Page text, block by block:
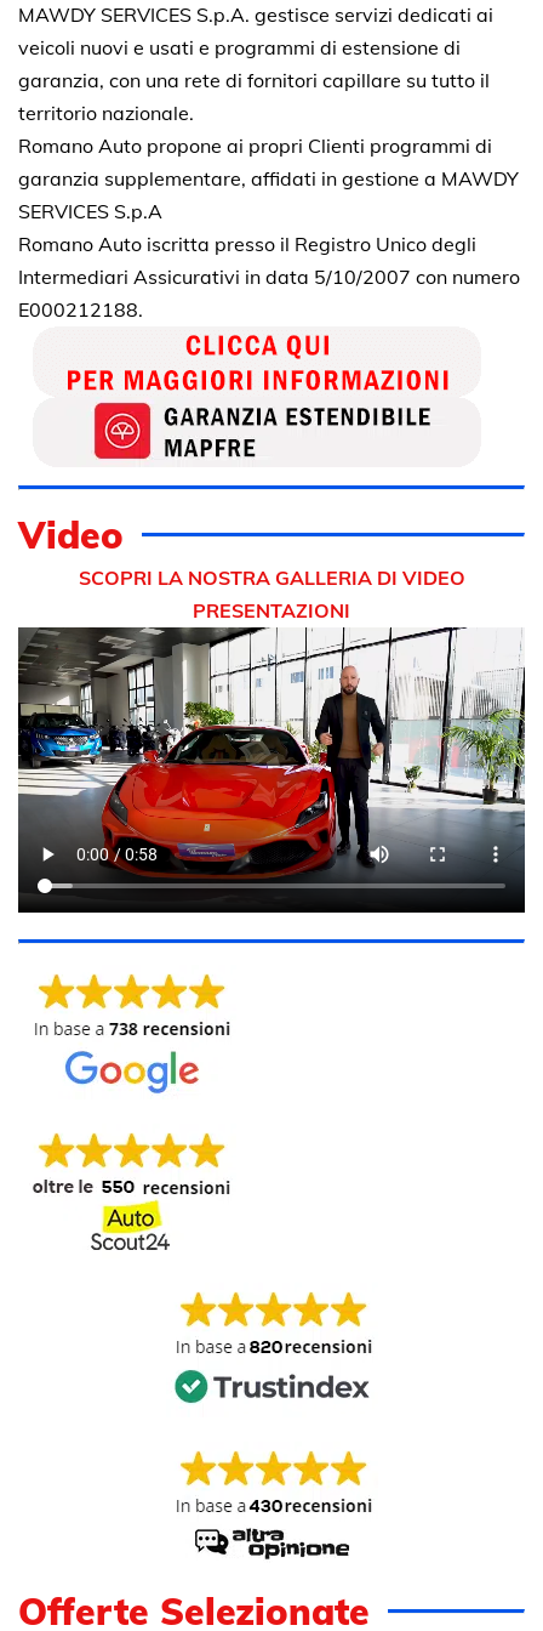
MAWDY SERVICES S.p.A. gestisce servizi dedicati ai
veicoli nuovi e usati e programmi di estensione di
garanzia, con una rete di fornitori capillare su tutto il
territorio nazionale.
Romano Auto propone ai propri Clienti programmi di
garanzia supplementare, affidati in gestione a MAWDY
SERVICES S.p.A
Romano Auto iscritta presso il Registro Unico degli
Intermediari Assicurativi in data 5/10/2007 con numero
E000212188.
Video
SCOPRI LA NOSTRA GALLERIA DI VIDEO
PRESENTAZIONI
Offerte Selezionate